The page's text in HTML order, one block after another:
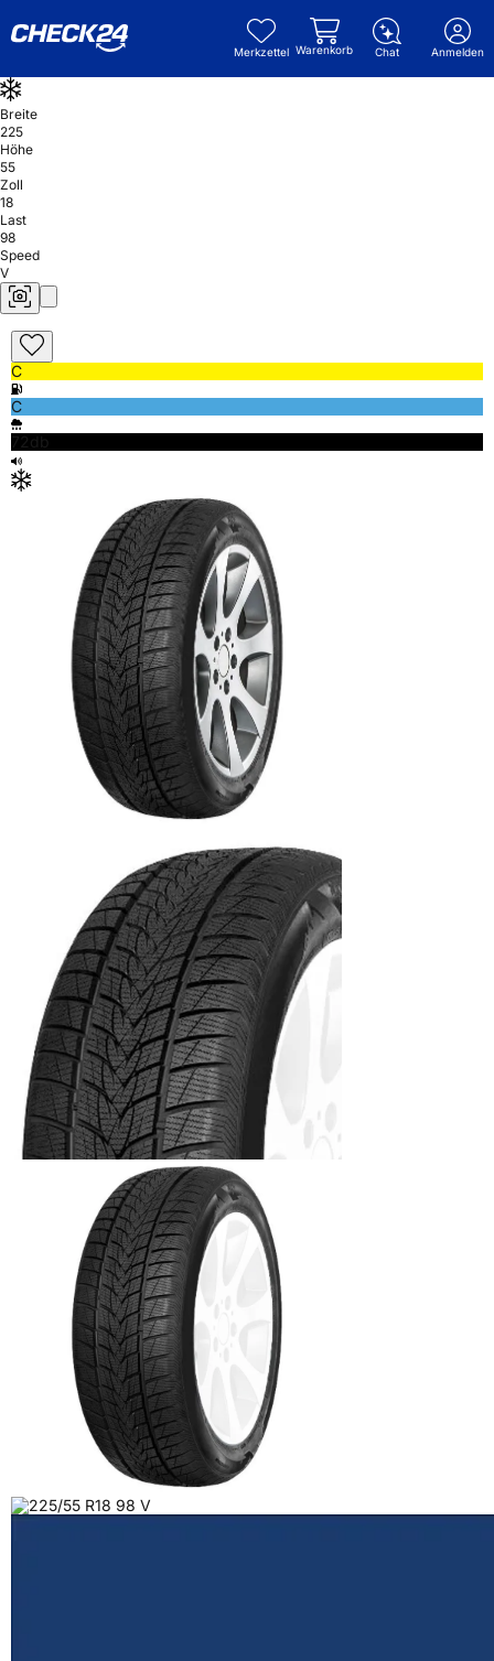
Merkzettel Warenkorb Chat Anmelden
Breite
225
Höhe
55
Zoll
18
Last
98
Speed
V
C
C
72db